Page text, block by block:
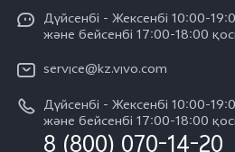
V60
V60 Lite 5G
Барлық үлгілер
Funtouch OS
Қосалқы бөлшектердің құнын сұрау
Жүйені жаңарту
Баспасөз орталығы
vivo компаниясында жұмыс жасау
Құқықтық хабарламалар
Біз туралы
Дүйсенбі - Жексенбі 10:00-
және бейсенбі 17:00-18:00
service@kz.vivo.com
Дүйсенбі - Жексенбі 10:00-
және бейсенбі 17:00-18:00